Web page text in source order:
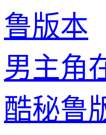
鲁版本
男主角
酷秘鲁